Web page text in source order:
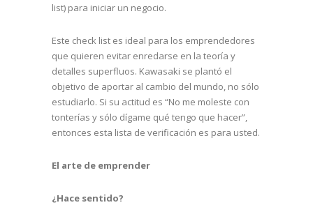
list) para iniciar un negocio.
Este check list es ideal para los emprendedores
que quieren evitar enredarse en la teoría y
detalles superfluos. Kawasaki se plantó el
objetivo de aportar al cambio del mundo, no sólo
estudiarlo. Si su actitud es “No me moleste con
tonterías y sólo dígame qué tengo que hacer”,
entonces esta lista de verificación es para usted.
El arte de emprender
¿Hace sentido?